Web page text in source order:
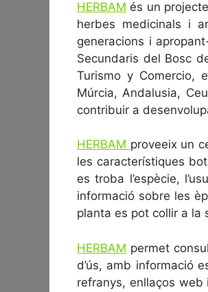
HERBAM és un
herbes medicinals i
generacions i
Secundaris del Bosc
Turismo y Comercio,
Múrcia, Andalusia,
contribuir a
HERBAM proveeix un
les característiques
es troba l’espècie,
informació sobre les
planta es pot collir a la
HERBAM permet
d’ús, amb informació
refranys, enllaços